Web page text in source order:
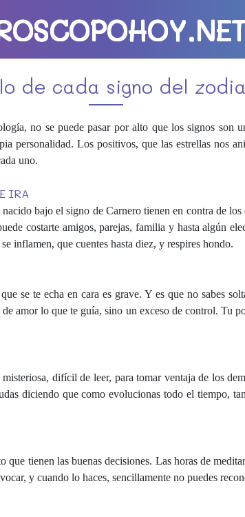
de cada signo del
no se puede pasar por alto que los signos son
personalidad. Los positivos, que las estrellas nos
uno.
IRA
bajo el signo de Carnero tienen en contra de
costarte amigos, parejas, familia y hasta algún
inflamen, que cuentes hasta diez, y respires hondo.
se te echa en cara es grave. Y es que no sabes
amor lo que te guía, sino un exceso de control. Tu
difícil de leer, para tomar ventaja de los
diciendo que como evolucionas todo el tiempo,
tienen las buenas decisiones. Las horas de
y cuando lo haces, sencillamente no puedes